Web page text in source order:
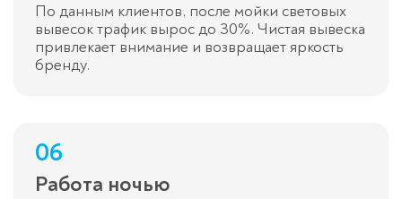
По данным клиентов, после мойки световых
вывесок трафик вырос до 30%. Чистая вывеска
привлекает внимание и возвращает яркость
бренду.
06
Работа ночью